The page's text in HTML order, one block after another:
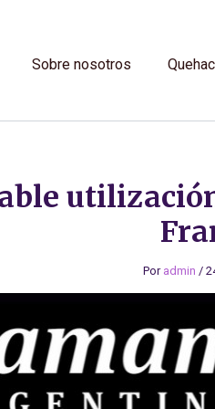
Sobre nosotros
Por admin /